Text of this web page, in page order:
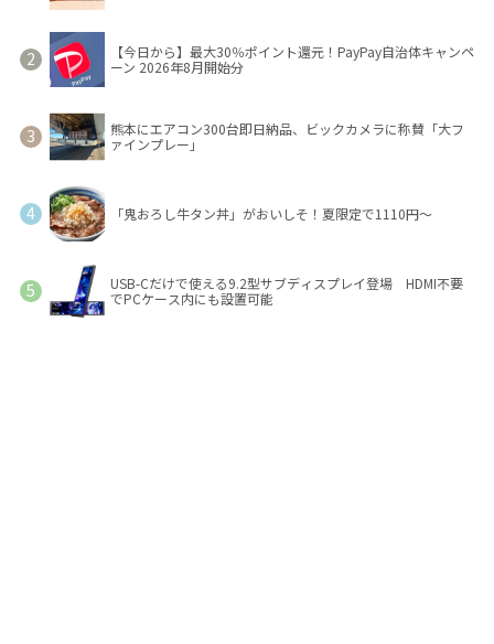
【今日から】最大30％ポイント還元！PayPay自治体キャンペ
ーン 2026年8月開始分
熊本にエアコン300台即日納品、ビックカメラに称賛「大フ
ァインプレー」
「鬼おろし牛タン丼」がおいしそ！夏限定で1110円～
USB-Cだけで使える9.2型サブディスプレイ登場 HDMI不要
でPCケース内にも設置可能